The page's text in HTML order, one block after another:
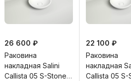
26 600 ₽
Раковина
накладная Salini
Callista 05 S-Stone
22 100 ₽
Раковина
накладная
Callista 05 S-